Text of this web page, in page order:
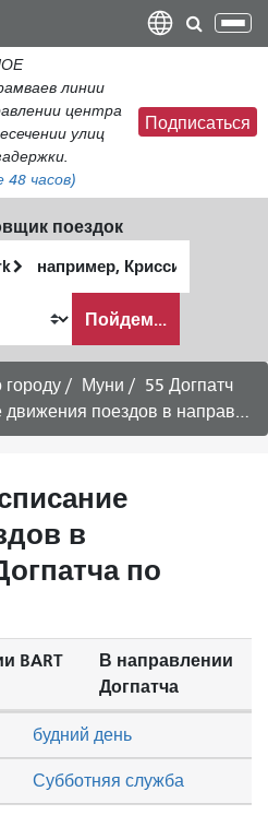
содержанию
линии
центра
улиц
48 часов)
Подписаться
поездок
окончания
хочу
путешествовать
Пойдем...
Муни
55 Догпатч
станции BART 16th Street/Mission — воскресное обслуживание
в
по
BART
В направлении
Догпатча
Субботняя служба
будний день